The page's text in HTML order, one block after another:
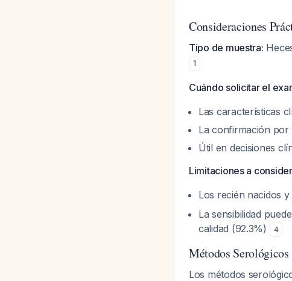
Consideraciones
Tipo de muestra:
1
Cuándo solicitar el
Las características
La confirmación por
Útil en decisiones
Limitaciones a
Los recién nacidos
La sensibilidad
calidad (92.3%)
4
Métodos Serológicos
Los métodos